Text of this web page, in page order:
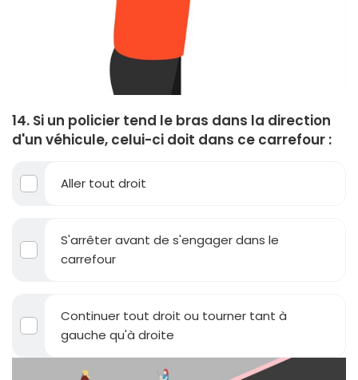
14. Si un policier tend le bras dans la direction
d'un véhicule, celui-ci doit dans ce carrefour :
Aller tout droit
S'arrêter avant de s'engager dans le
carrefour
Continuer tout droit ou tourner tant à
gauche qu'à droite